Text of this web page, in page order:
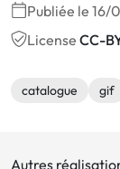
Publiée le 16/
License CC-
catalogue gif
Autres